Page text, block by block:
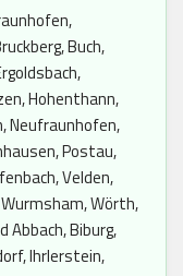
Buch,
Hohenthann,
Neufraunhofen,
Postau,
Velden,
Wörth,
Abbach, Biburg,
Ihrlerstein,